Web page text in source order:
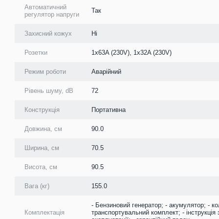
Автоматичний
регулятор напруги
Так
Захисний кожух Ні
Розетки 1х63A (230V), 1х32A (230V)
Режим роботи Аварійний
Рівень шуму, dB 72
Конструкція Портативна
Довжина, см 90.0
Ширина, см 70.5
Висота, см 90.5
Вага (кг) 155.0
Комплектація
- Бензиновий генератор; - акумулятор; -
транспортувальний комплект; - інструкція